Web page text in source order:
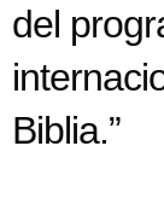
del
Biblia.”